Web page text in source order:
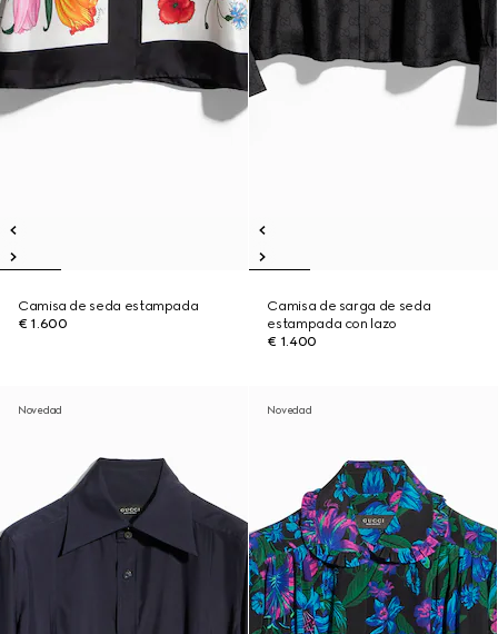
Camisa de seda estampada
€ 1.600
Camisa de sarga de seda
estampada con lazo
€ 1.400
Novedad Novedad